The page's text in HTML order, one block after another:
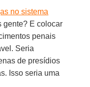
no sistema
gente? E colocar
penais
Seria
de presídios
Isso seria uma